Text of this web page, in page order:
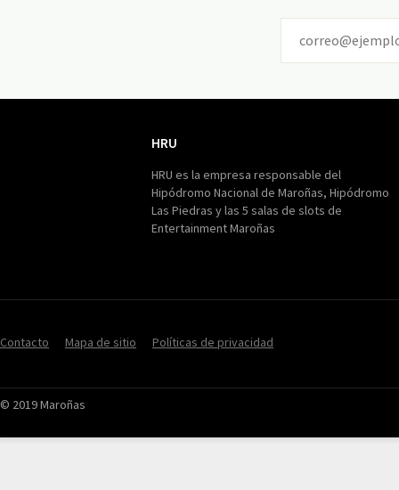
HRU
HRU es la empresa responsable del
Hipódromo Nacional de Maroñas, Hipódromo
Las Piedras y las 5 salas de slots de
Entertainment Maroñas
Contacto Mapa de sitio Políticas de privacidad
© 2019 Maroñas